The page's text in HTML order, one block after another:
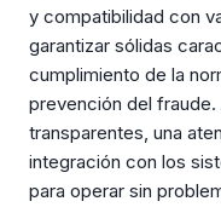
y compatibilidad con
garantizar sólidas
cumplimiento de la
prevención del
transparentes, una
integración con los
para operar sin